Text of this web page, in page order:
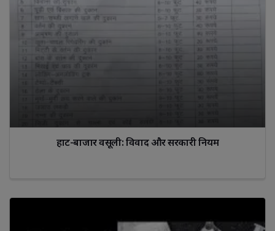
हाट-बाजार वसूली: विवाद और सरकारी नियम